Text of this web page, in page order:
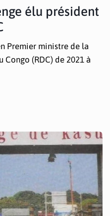
élu président
Premier ministre de la
(RDC) de 2021 à